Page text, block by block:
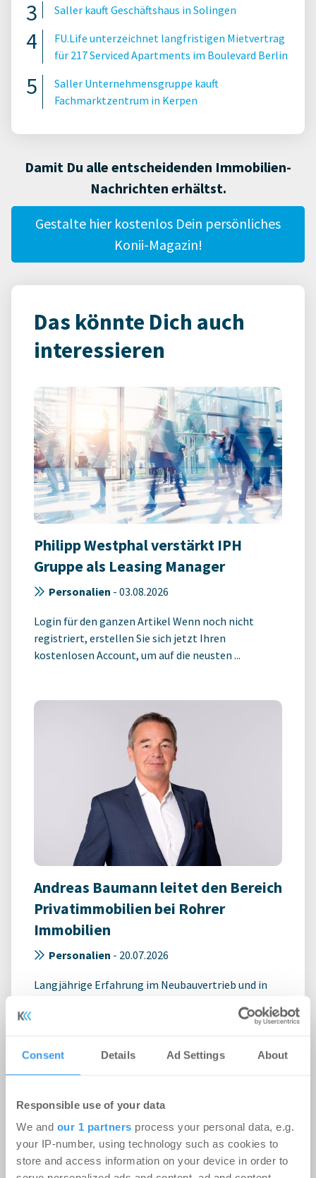
Consent Details Ad Settings About
Responsible use of your data
We and our 1 partners process your personal data, e.g.
your IP-number, using technology such as cookies to
store and access information on your device in order to
Saller kauft Geschäftshaus in Solingen
FU.Life unterzeichnet langfristigen Mietvertrag
für 217 Serviced Apartments im Boulevard Berlin
Saller Unternehmensgruppe kauft
Fachmarktzentrum in Kerpen
Damit Du alle entscheidenden Immobilien-
Nachrichten erhältst.
Gestalte hier kostenlos Dein persönliches
Konii-Magazin!
Das könnte Dich auch
interessieren
Philipp Westphal verstärkt IPH
Gruppe als Leasing Manager
Personalien - 03.08.2026
Login für den ganzen Artikel Wenn noch nicht
registriert, erstellen Sie sich jetzt Ihren
kostenlosen Account, um auf die neusten ...
Andreas Baumann leitet den Bereich
Privatimmobilien bei Rohrer
Immobilien
Personalien - 20.07.2026
Langjährige Erfahrung im Neubauvertrieb und in